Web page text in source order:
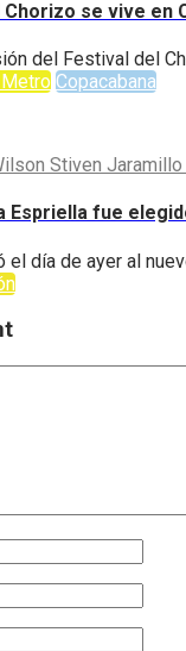
Chorizo se vive en
del Festival del
Copacabana
Stiven
Espriella fue
el día de ayer al